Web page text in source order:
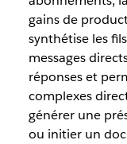
gains de
synthétise les
messages
réponses et
complexes
générer une
ou initier un